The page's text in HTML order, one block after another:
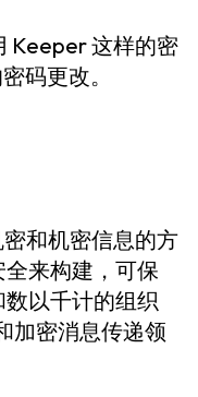
Keeper 这样的密
码更改。
和机密信息的方
来构建，可保
以千计的组织
加密消息传递领